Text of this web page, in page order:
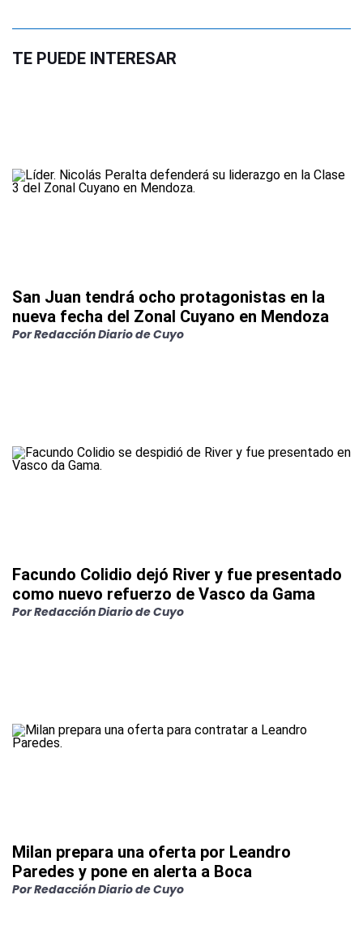
TE PUEDE INTERESAR
San Juan tendrá ocho protagonistas en la
nueva fecha del Zonal Cuyano en Mendoza
PorRedacción Diario de Cuyo
Facundo Colidio dejó River y fue presentado
como nuevo refuerzo de Vasco da Gama
PorRedacción Diario de Cuyo
Milan prepara una oferta por Leandro
Paredes y pone en alerta a Boca
PorRedacción Diario de Cuyo